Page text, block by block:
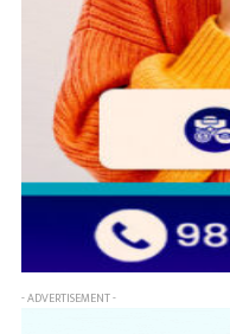
- ADVERTISEMENT -